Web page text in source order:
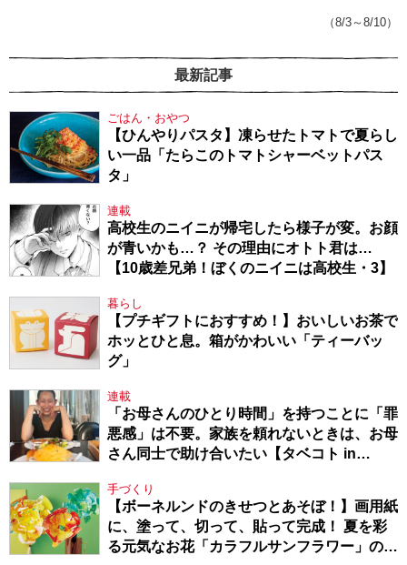
（8/3～8/10）
最新記事
ごはん・おやつ
【ひんやりパスタ】凍らせたトマトで夏らし
い一品「たらこのトマトシャーベットパス
タ」
連載
高校生のニイニが帰宅したら様子が変。お顔
が青いかも…？ その理由にオトト君は…
【10歳差兄弟！ぼくのニイニは高校生・3】
暮らし
【プチギフトにおすすめ！】おいしいお茶で
ホッとひと息。箱がかわいい「ティーバッ
グ」
連載
「お母さんのひとり時間」を持つことに「罪
悪感」は不要。家族を頼れないときは、お母
さん同士で助け合いたい【タベコト in
手づくり
【ボーネルンドのきせつとあそぼ！】画用紙
に、塗って、切って、貼って完成！ 夏を彩
る元気なお花「カラフルサンフラワー」の作